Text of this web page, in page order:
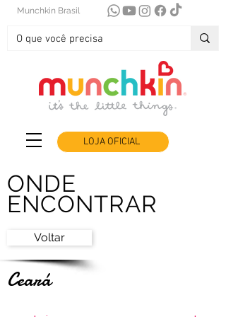
Munchkin Brasil
LOJA OFICIAL
ONDE
ENCONTRAR
Voltar
Ceará